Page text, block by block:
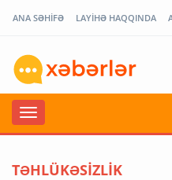
ANA SƏHİFƏ LAYİHƏ HAQQINDA
TƏHLÜKƏSİZLİK